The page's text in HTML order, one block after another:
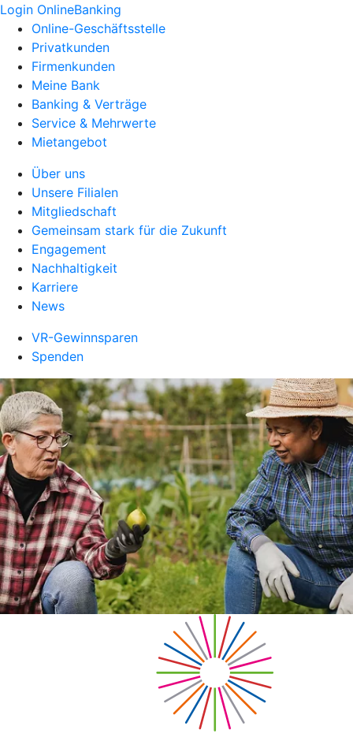
Login OnlineBanking
Online-Geschäftsstelle
Privatkunden
Firmenkunden
Meine Bank
Banking & Verträge
Service & Mehrwerte
Mietangebot
Über uns
Unsere Filialen
Mitgliedschaft
Gemeinsam stark für die Zukunft
Engagement
Nachhaltigkeit
Karriere
News
VR-Gewinnsparen
Spenden